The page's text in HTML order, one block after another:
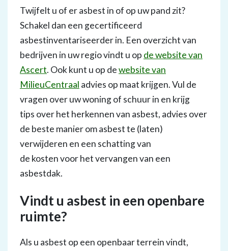
Twijfelt u of er asbest in of op uw pand zit?
Schakel dan een gecertificeerd
asbestinventariseerder in. Een overzicht van
bedrijven in uw regio vindt u op de website van
Ascert. Ook kunt u op dewebsite van
MilieuCentraal advies op maat krijgen. Vul de
vragen over uw woning of schuur in en krijg
tips over het herkennen van asbest, advies over
de beste manier om asbest te (laten)
verwijderen en een schatting van
de kosten voor het vervangen van een
asbestdak.
Vindt u asbest in een openbare
ruimte?
Als u asbest op een openbaar terrein vindt,